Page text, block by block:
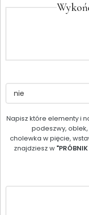
Napisz które elementy i
podeszwy,
cholewka w pięcie,
znajdziesz w